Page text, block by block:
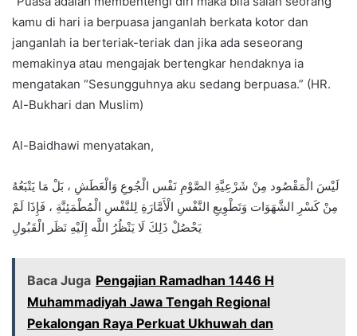
kamu di hari ia berpuasa janganlah berkata kotor dan
janganlah ia berteriak-teriak dan jika ada seseorang
memakinya atau mengajak bertengkar hendaknya ia
mengatakan “Sesungguhnya aku sedang berpuasa.” (HR.
Al-Bukhari dan Muslim)
Al-Baidhawi menyatakan,
لَيْسَ الْمَقْصُود مِنْ شَرْعِيَّةِ الصَّوْمِ نَفْس الْجُوعِ وَالْعَطَشِ ، بَلْ مَا يَتْبَعُهُ
مِنْ كَسْرِ الشَّهَوَات وَتَطْوِيعِ النَّفْسِ الْأَمَّارَةِ لِلنَّفْسِ الْمُطْمَئِنَّةِ ، فَإِذَا لَمْ
يَحْصُلْ ذَلِكَ لَا يَنْظُرُ اللَّه إِلَيْهِ نَظَر الْقَبُولِ
Baca Juga Pengajian Ramadhan 1446 H
Muhammadiyah Jawa Tengah Regional
Pekalongan Raya Perkuat Ukhuwah dan